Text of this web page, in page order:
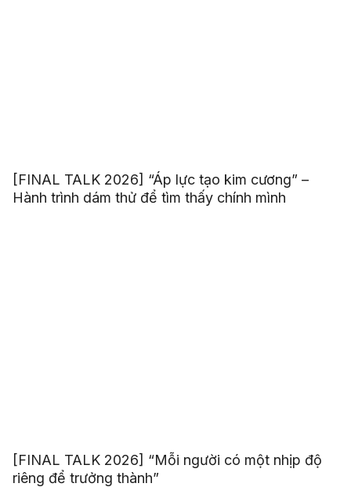
[FINAL TALK 2026] “Áp lực tạo kim cương” –
Hành trình dám thử để tìm thấy chính mình
[FINAL TALK 2026] “Mỗi người có một nhịp độ
riêng để trưởng thành”